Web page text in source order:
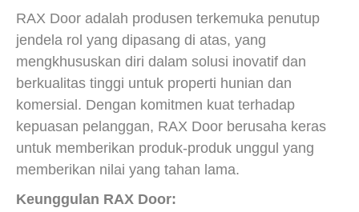
RAX Door adalah produsen terkemuka penutup
jendela rol yang dipasang di atas, yang
mengkhususkan diri dalam solusi inovatif dan
berkualitas tinggi untuk properti hunian dan
komersial. Dengan komitmen kuat terhadap
kepuasan pelanggan, RAX Door berusaha keras
untuk memberikan produk-produk unggul yang
memberikan nilai yang tahan lama.
Keunggulan RAX Door: